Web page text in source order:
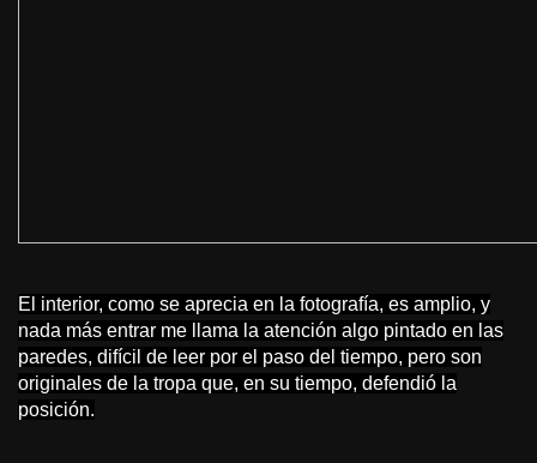
El interior, como se aprecia en la fotografía, es amplio, y
nada más entrar me llama la atención algo pintado en las
paredes, difícil de leer por el paso del tiempo, pero son
originales de la tropa que, en su tiempo, defendió la
posición.